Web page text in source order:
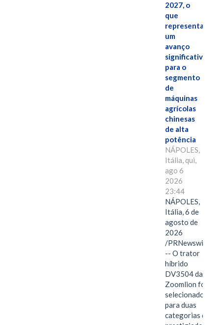
2027, o
que
representa
um
avanço
significativo
para o
segmento
de
máquinas
agrícolas
chinesas
de alta
potência
NÁPOLES,
Itália, qui,
ago 6
2026
23:44
NÁPOLES,
Itália, 6 de
agosto de
2026
/PRNewswire/
-- O trator
híbrido
DV3504 da
Zoomlion foi
selecionado
para duas
categorias do